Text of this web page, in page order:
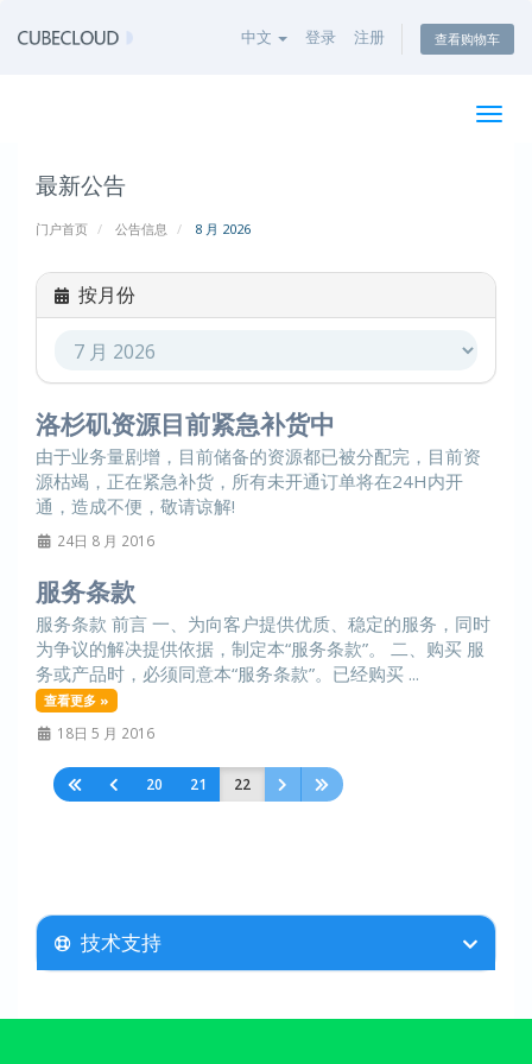
中文 登录 注册 查看购物车
切
最新公告
门户首页 公告信息 8 月 2026
按月份
洛杉矶资源目前紧急补货中
由于业务量剧增，目前储备的资源都已被分配完，目前资
源枯竭，正在紧急补货，所有未开通订单将在24H内开
通，造成不便，敬请谅解!
24日 8 月 2016
服务条款
服务条款 前言 一、为向客户提供优质、稳定的服务，同时
为争议的解决提供依据，制定本“服务条款”。 二、购买 服
务或产品时，必须同意本“服务条款”。已经购买 ...
查看更多 »
18日 5 月 2016
20 21 22
技术支持